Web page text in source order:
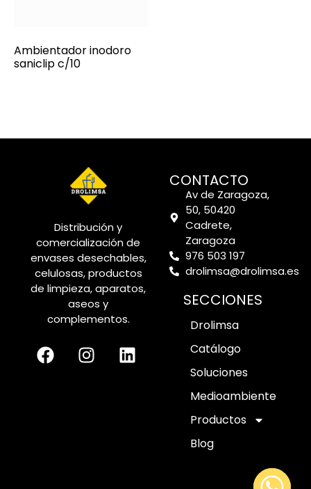
Ambientador inodoro
saniclip c/10
Distribución y
comercialización de
envases desechables,
celulosas, productos
de limpieza, aparatos,
aseos y
complementos.
CONTACTO
Av de Zaragoza,
50, 50420
Cadrete,
Zaragoza
976 503 197
drolimsa@drolimsa.es
SECCIONES
Drolimsa
Catálogo
Soluciones
Medioambiente
Productos
Blog